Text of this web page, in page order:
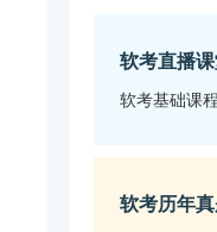
软考直播
软考基础课程
软考历年